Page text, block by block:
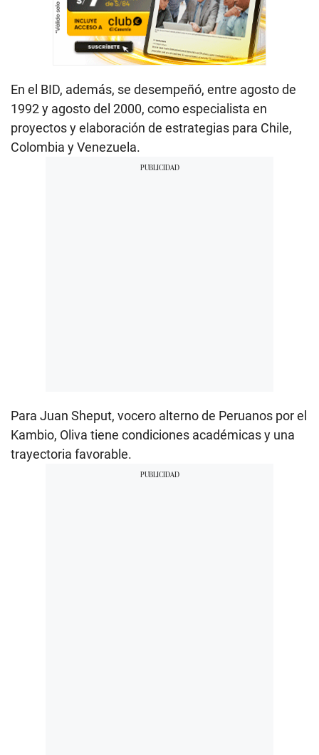
En el BID, además, se desempeñó, entre agosto de
1992 y agosto del 2000, como especialista en
proyectos y elaboración de estrategias para Chile,
Colombia y Venezuela.
Para Juan Sheput, vocero alterno de Peruanos por el
Kambio, Oliva tiene condiciones académicas y una
trayectoria favorable.